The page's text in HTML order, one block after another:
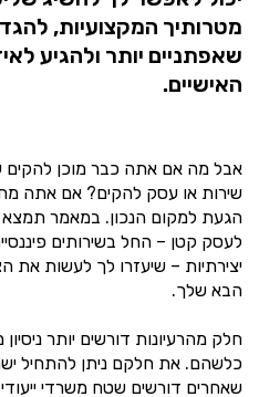
מטרותיך המקצועיות,
שאפתניים יותר ולהגיע
האישיים.
אבל מה אם אתה כבר מוכן להקים
שירות או עסק להקים? אם אתה
לעסק קטן – החל בשירותים
יצירתיות – שיעזרו לך לעשות
הבא שלך.
חלק מהרעיונות דורשים יותר
כלשהם. את חלקם ניתן להתחיל
שאחרים דורשים שטח משרדי